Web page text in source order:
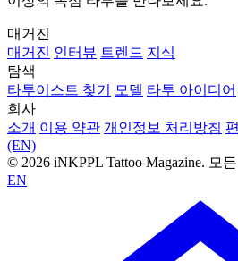
매거진
매거진 인터뷰 트렌드 지식
탐색
타투이스트 찾기
모델 타투 아이디어
회사
소개 이용 약관 개인정보 처리방침
(EN)
© 2026 iNKPPL Tattoo Magazine. 모
EN